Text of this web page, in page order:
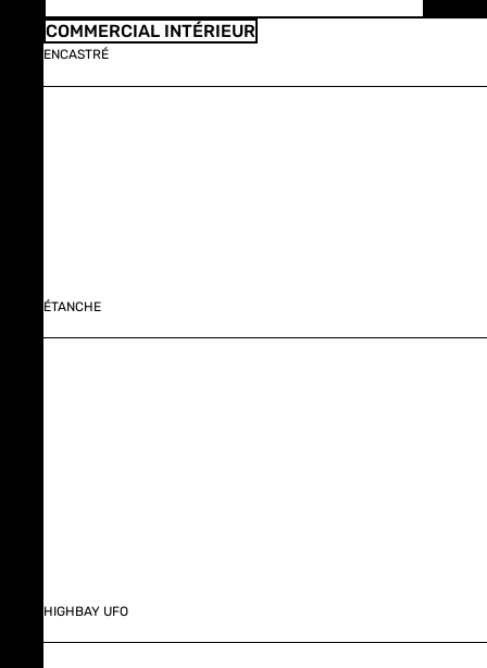
COMMERCIAL INTÉRIEUR
ENCASTRÉ
ÉTANCHE
HIGHBAY UFO